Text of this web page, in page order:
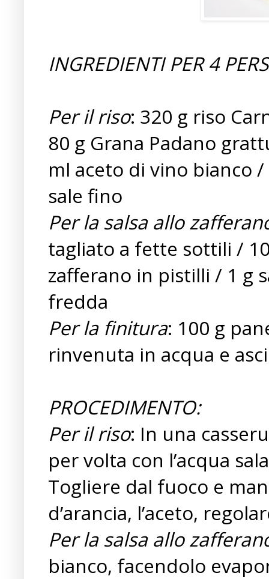
INGREDIENTI PER 4
Per il riso: 320 g riso
80 g Grana Padano
ml aceto di vino bianco
sale fino
Per la salsa allo
tagliato a fette sottili /
zafferano in pistilli / 1 g
fredda
Per la finitura: 100 g
rinvenuta in acqua e
PROCEDIMENTO:
Per il riso: In una
per volta con l’acqua
Togliere dal fuoco e
d’arancia, l’aceto,
Per la salsa allo
bianco, facendolo